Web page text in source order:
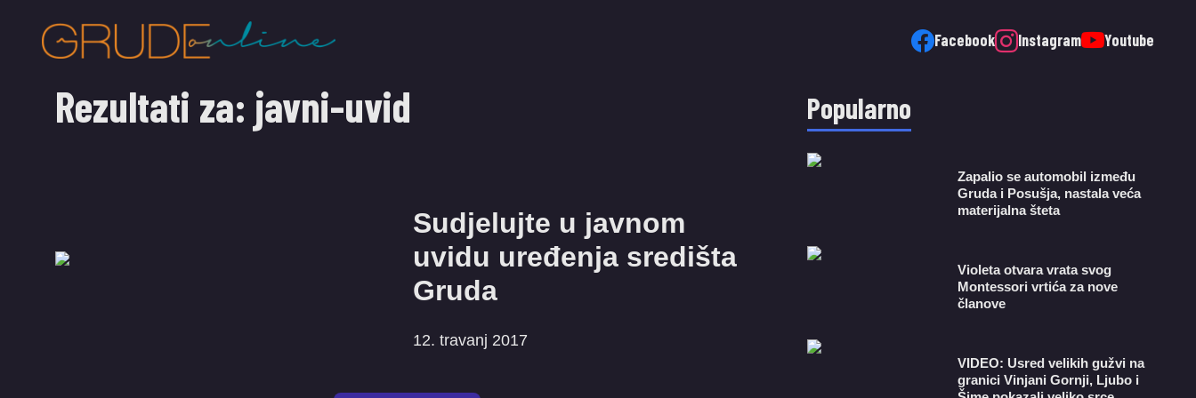
Facebook Instagram Youtube
Rezultati za: javni-uvid
Sudjelujte u javnom
uvidu uređenja središta
Gruda
12. travanj 2017
Popularno
Zapalio se automobil između
Gruda i Posušja, nastala veća
materijalna šteta
Violeta otvara vrata svog
Montessori vrtića za nove
članove
VIDEO: Usred velikih gužvi na
granici Vinjani Gornji, Ljubo i